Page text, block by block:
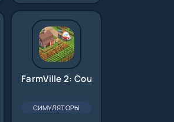
FarmVille 2: Country Escape
СИМУЛЯТОРЫ